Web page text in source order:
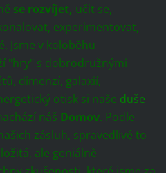
se rozvíjet, učit se,
experimentovat,
Jsme v koloběhu
"hry" s dobrodružnými
dimenzí, galaxií,
otisk si naše duše
náš Domov. Podle
zásluh, spravedlivé to
ale geniálně